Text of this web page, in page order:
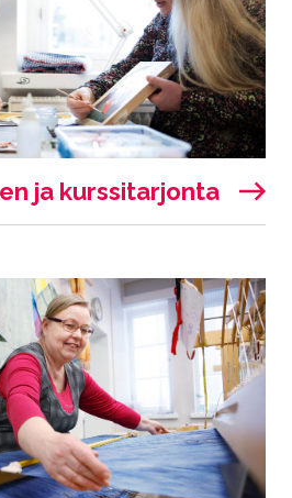
ja kurssitarjonta